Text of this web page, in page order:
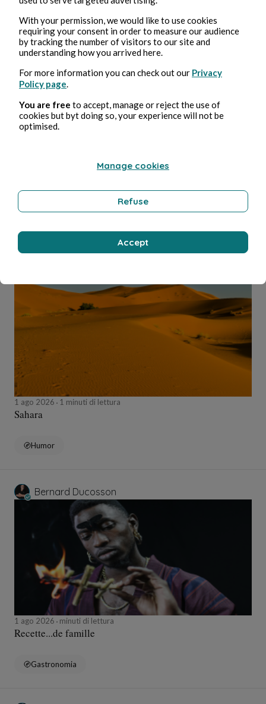
Bernard Ducosson
Colimaçon
1 ago 2026 1 minuti di lettura
Sahara
Humor
Bernard Ducosson
1 ago 2026 minuti di lettura
Recette...de famille
Gastronomia
With your permission, we would like to use cookies
requiring your consent in order to measure our audience
by tracking the number of visitors to our site and
understanding how you arrived here.
For more information you can check out our Privacy
Policy page
You are free to accept, manage or reject the use of
cookies but byt doing so, your experience will not be
optimised.
Manage cookies
Refuse
Accept